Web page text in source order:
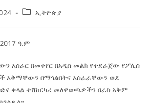
ኢትዮጵያ
ዓ.ም
አሰራር በመቀየር በአዲስ መልክ የተደራጀው የፖሊስ
አቅማቸውን በማጎልበትና አሰራራቸውን ወደ
ቀላል ተሸከርካሪ መለዋወጫዎችን በራስ አቅም